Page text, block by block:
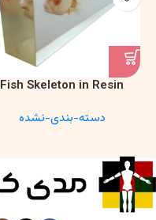
Fish Skeleton in Resin
Anatomy Specimen
دسته-بندی-نشده